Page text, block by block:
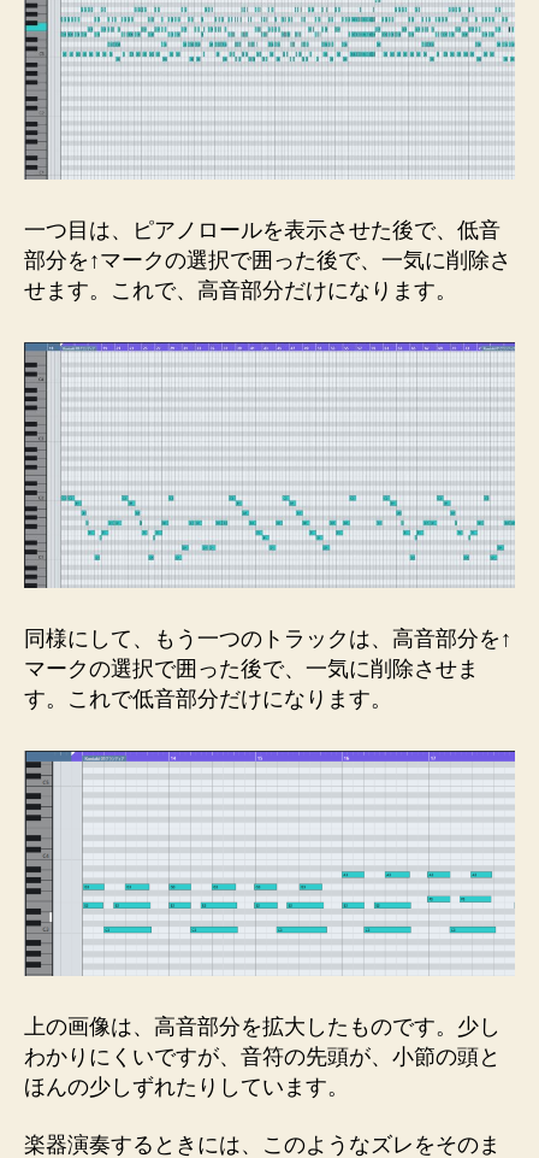
一つ目は、ピアノロールを表示させた後で、低音
部分を↑マークの選択で囲った後で、一気に削除さ
せます。これで、高音部分だけになります。
同様にして、もう一つのトラックは、高音部分を↑
マークの選択で囲った後で、一気に削除させま
す。これで低音部分だけになります。
上の画像は、高音部分を拡大したものです。少し
わかりにくいですが、音符の先頭が、小節の頭と
ほんの少しずれたりしています。
楽器演奏するときには、このようなズレをそのま